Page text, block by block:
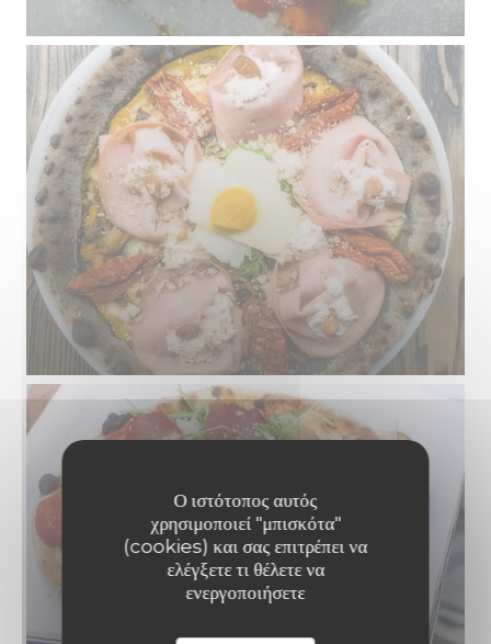
Ο ιστότοπος αυτός
χρησιμοποιεί "μπισκότα"
(cookies) και σας επιτρέπει να
ελέγξετε τι θέλετε να
ενεργοποιήσετε